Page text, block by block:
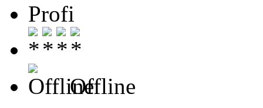
Profi
Offline